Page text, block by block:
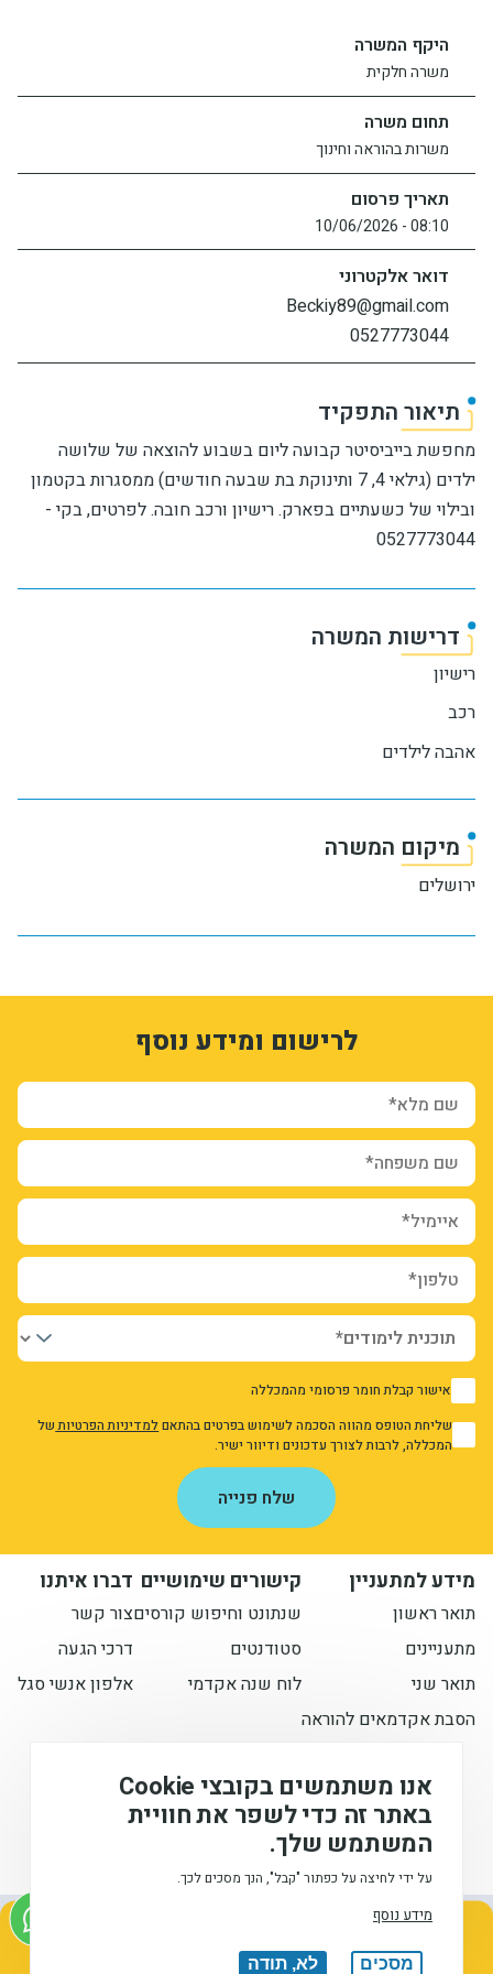
יחידות ומכונים
חברה וקהילה
היקף המשרה
משרה חלקית
תחום משרה
משרות בהוראה וחינוך
תאריך פרסום
08:10 - 10/06/2026
דואר אלקטרוני
Beckiy89@gmail.com
0527773044
תיאור התפקיד
מחפשת בייביסיטר קבועה ליום בשבוע להוצאה של שלושה
ילדים (גילאי 4, 7 ותינוקת בת שבעה חודשים) ממסגרות בקטמון
ובילוי של כשעתיים בפארק. רישיון ורכב חובה. לפרטים, בקי -
0527773044
דרישות המשרה
רישיון
רכב
אהבה לילדים
מיקום המשרה
ירושלים
לרישום ומידע נוסף
שם מלא*
שם משפחה*
איימיל*
טלפון*
1 אישור קבלת חומר פרסומי מהמכללה
1
אני מאשר/ת את מדיניות הפרטיות
שליחת הטופס מהווה הסכמה לשימוש בפרטים בהתאםלמדיניות הפרטיותשל
המכללה, לרבות לצורך עדכונים ודיוור ישיר.
שלח פנייה
form-F6JGJF9CpRj4EiMINDKvb1ija2p_np6TIwyIPOXxWSI
klGUQF7aeK_NHk8XM_4hkvDIh3kCOtUZjsCqHuB19mM
השאירו פרטים ונחזור אליכם בהקדם
מידע למתעניין
תואר ראשון
מתעניינים
תואר שני
הסבת אקדמאים להוראה
קישורים שימושיים
שנתונט וחיפוש קורסים
סטודנטים
לוח שנה אקדמי
דברו איתנו
צור קשר
דרכי הגעה
אלפון אנשי סגל
המכללה האקדמית לחינוך ע"ש דוד ילין (ע.ר), © 2026
הישארו מעודכנים איתנו
אנו משתמשים בקובצי Cookie
באתר זה כדי לשפר את חוויית
המשתמש שלך.
על ידי לחיצה על כפתור "קבל", הנך מסכים לכך.
מידע נוסף
מסכים לא, תודה